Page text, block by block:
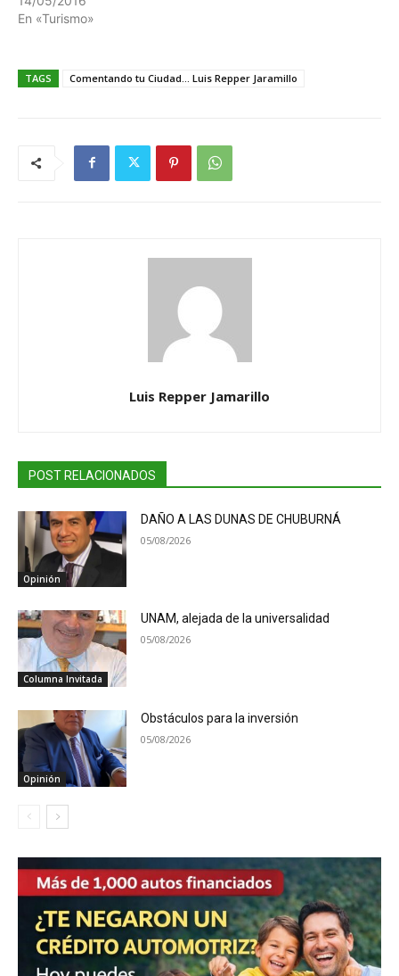
En «Turismo»
TAGS Comentando tu Ciudad... Luis Repper Jaramillo
Luis Repper Jamarillo
POST RELACIONADOS
Opinión
DAÑO A LAS DUNAS DE CHUBURNÁ
05/08/2026
Columna Invitada
UNAM, alejada de la universalidad
05/08/2026
Opinión
Obstáculos para la inversión
05/08/2026